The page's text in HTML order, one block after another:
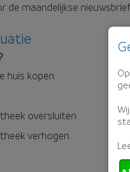
de maandelijkse nieuwsbrief
huis kopen
oversluiten
verhogen